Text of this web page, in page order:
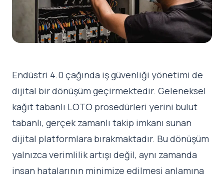
Endüstri 4.0 çağında iş güvenliği yönetimi de
dijital bir dönüşüm geçirmektedir. Geleneksel
kağıt tabanlı LOTO prosedürleri yerini bulut
tabanlı, gerçek zamanlı takip imkanı sunan
dijital platformlara bırakmaktadır. Bu dönüşüm
yalnızca verimlilik artışı değil, aynı zamanda
insan hatalarının minimize edilmesi anlamına